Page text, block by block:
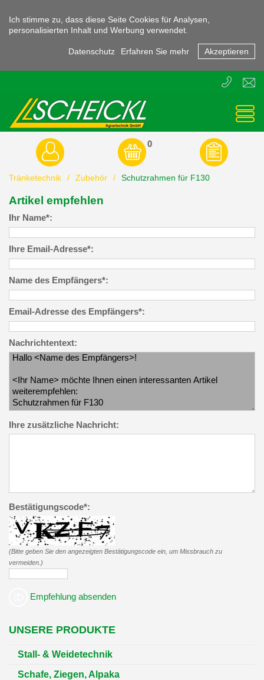
Ich stimme zu, dass diese Seite Cookies für Analysen,
personalisierten Inhalt und Werbung verwendet.
Datenschutz Erfahren Sie mehr Akzeptieren
E
T
3855
0
Tränketechnik / Zubehör / Schutzrahmen für F130
Artikel empfehlen
Ihr Name*:
Ihre Email-Adresse*:
Name des Empfängers*:
Email-Adresse des Empfängers*:
Nachrichtentext:
Ihre zusätzliche Nachricht:
Bestätigungscode*:
(Bitte geben Sie den angezeigten Bestätigungscode ein, um Missbrauch zu
vermeiden.)
Empfehlung absenden
UNSERE PRODUKTE
Stall- & Weidetechnik
Schafe, Ziegen, Alpaka